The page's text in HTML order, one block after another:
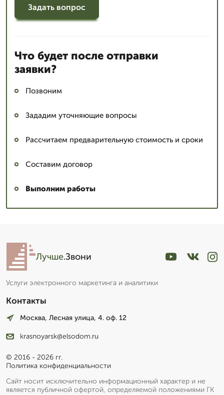
Задать вопрос
Что будет после отправки
заявки?
Позвоним
Зададим уточняющие вопросы
Рассчитаем предварительную стоимость и сроки
Составим договор
Выполним работы
Лучше.Звони
Услуги электронного маркетинга и аналитики
Контакты
Москва, Лесная улица, 4. оф. 12
krasnoyarsk@elsodom.ru
© 2016 - 2026 гг.
Политика конфиденциальности
Сайт носит исключительно информационный характер и не
является публичной офертой, определяемой положениями ГК